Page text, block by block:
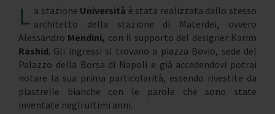
L a stazione Università è stata realizzata dallo stesso
architetto della stazione di Materdei, ovvero
Alessandro Mendini, con il supporto del designer Karim
Rashid. Gli ingressi si trovano a piazza Bovio, sede del
Palazzo della Borsa di Napoli e già accedendovi potrai
notare la sua prima particolarità, essendo rivestite da
piastrelle bianche con le parole che sono state
inventate negli ultimi anni.